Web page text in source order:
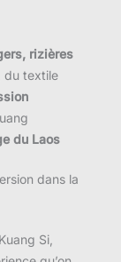
rizières
du textile
du Laos
dans la
Si,